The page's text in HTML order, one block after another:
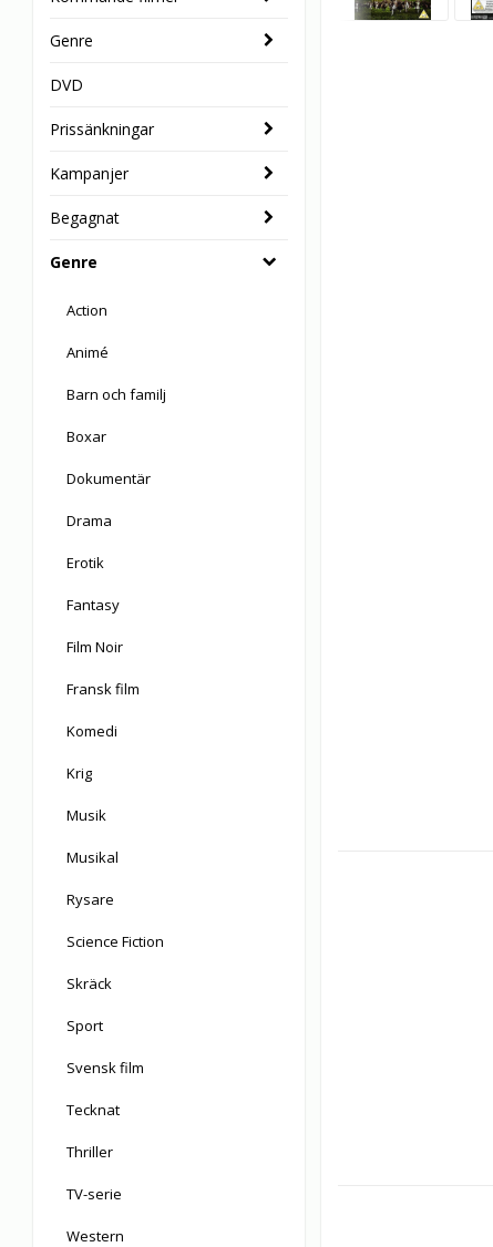
Genre
DVD
Prissänkningar
Kampanjer
Begagnat
Genre
Action
Animé
Barn och familj
Boxar
Dokumentär
Drama
Erotik
Fantasy
Film Noir
Fransk film
Komedi
Krig
Musik
Musikal
Rysare
Science Fiction
Skräck
Sport
Svensk film
Tecknat
Thriller
TV-serie
Western